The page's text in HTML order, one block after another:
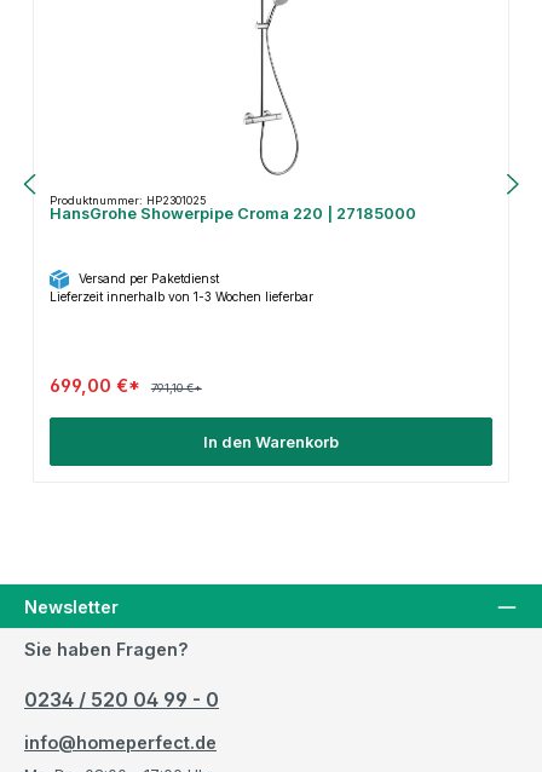
Produktnummer: HP2301025
HansGrohe Showerpipe Croma 220 | 27185000
Versand per Paketdienst
Lieferzeit innerhalb von 1-3 Wochen lieferbar
699,00 €* 791,10 €*
In den Warenkorb
Newsletter
Sie haben Fragen?
0234 / 520 04 99 - 0
info@homeperfect.de